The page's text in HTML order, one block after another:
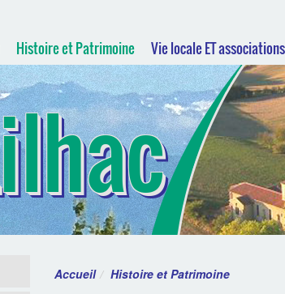
Histoire et Patrimoine Vie locale ET associations
Accueil Histoire et Patrimoine